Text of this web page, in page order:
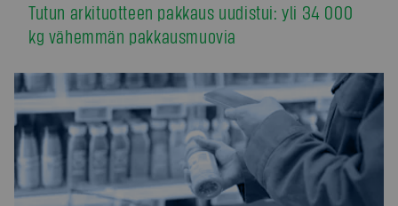
Tutun arkituotteen pakkaus uudistui: yli 34 000
kg vähemmän pakkausmuovia